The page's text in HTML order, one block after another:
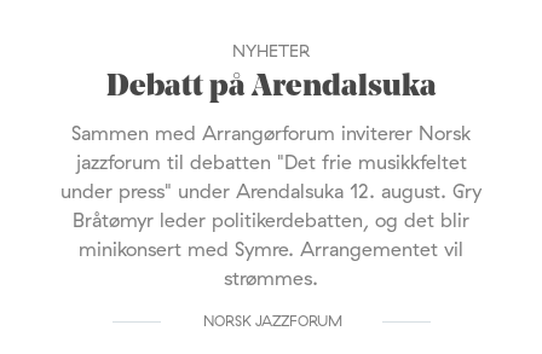
NYHETER
Debatt på Arendalsuka
Sammen med Arrangørforum inviterer Norsk
jazzforum til debatten "Det frie musikkfeltet
under press" under Arendalsuka 12. august. Gry
Bråtømyr leder politikerdebatten, og det blir
minikonsert med Symre. Arrangementet vil
strømmes.
NORSK JAZZFORUM